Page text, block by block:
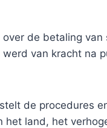
over de betaling
van kracht na
de procedures
het land, het